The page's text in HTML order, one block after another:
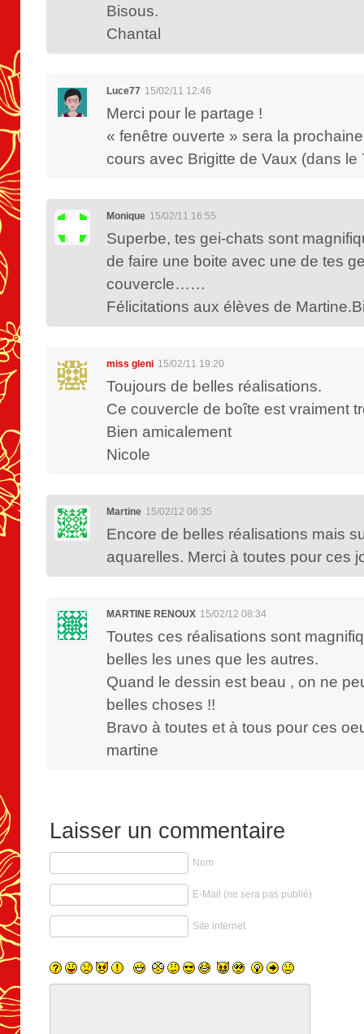
Bisous.
Chantal
Luce77 15/02/11 12:46
Merci pour le partage !
« fenêtre ouverte » sera la
cours avec Brigitte de Vaux (dans le
Monique 15/02/11 16:55
Superbe, tes gei-chats sont
de faire une boite avec une de tes
couvercle……
Félicitations aux élèves de
miss gleni 15/02/11 19:20
Toujours de belles réalisations.
Ce couvercle de boîte est vraiment
Bien amicalement
Nicole
Martine 15/02/12 06:35
Encore de belles réalisations mais
aquarelles. Merci à toutes pour ces
MARTINE RENOUX 15/02/12 08:34
Toutes ces réalisations sont
belles les unes que les autres.
Quand le dessin est beau , on ne
belles choses !!
Bravo à toutes et à tous pour ces
martine
Laisser un commentaire
Nom
E-Mail (ne sera pas publié)
Site internet